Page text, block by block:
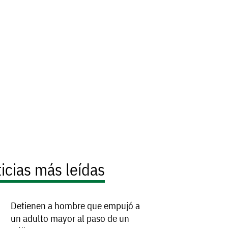
más leídas
Detienen a hombre que empujó a
un adulto mayor al paso de un